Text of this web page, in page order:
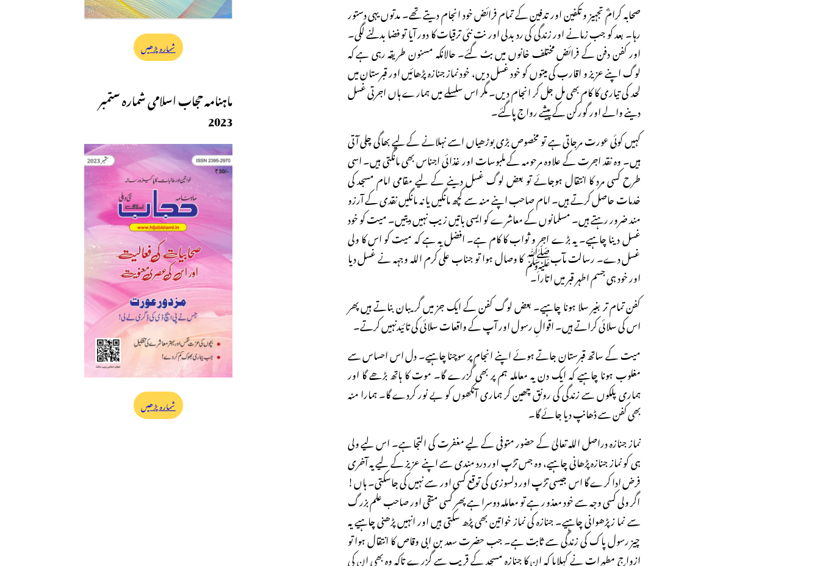
صحابہ کرامؓ تجہیز و تکفین اور تدفین کے تمام فرائض خود انجام دیتے تھے۔ مدتوں یہی دستور
رہا۔ بعد کو جب زمانے اور زندگی کی رد بدلی اور نت نئی ترقیات کا دور آیا تو فضا بدلنے لگی۔
اور کفن دفن کے فرائض مختلف خانوں میں بٹ گئے۔ حالانکہ مسنون طریقہ رہی ہے کہ
لوگ اپنے عزیز و اقارب کی میتوں کو خود غسل دیں، خود نماز جنازہ پڑھائیں اور قبرستان میں
لحد کی تیاری کا کام بھی مل جل کر انجام دیں۔ مگر اس سلسلے میں ہمارے ہاں اجرتی غسل
دینے والے اور گورکن کے پیشے رواج پاگئے۔
کہیں کوئی عورت مرجاتی ہے تو مخصوص بڑی بوڑھیاں اسے نہلانے کے لیے بھاگی چلی آتی
ہیں۔ وہ نقد اجرت کے علاوہ مرحومہ کے ملبوسات اور غذائی اجناس بھی مانگتی ہیں۔ اسی
طرح کسی مرد کا انتقال ہوجائے تو بعض لوگ غسل دینے کے لیے مقامی امام مسجد کی
خدمات حاصل کرتے ہیں۔ امام صاحب اپنے منہ سے کچھ مانگیں یا نہ مانگیں نقدی کے آرزو
مند ضرور رہتے ہیں۔ مسلمانوں کے معاشرے کو ایسی باتیں زیب نہیں دیتیں۔ میت کو خود
غسل دینا چاہیے۔ یہ بڑے اجر و ثواب کا کام ہے۔ افضل یہ ہے کہ میت کو اس کا ولی
غسل دے۔ رسالت مآبﷺ کا وصال ہوا تو جناب علی کرم اللہ وجہہ نے غسل دیا
اور خود ہی جسم اطہر قبر میں اتارا۔
کفن تمام تر بغیر سلا ہونا چاہیے۔ بعض لوگ کفن کے ایک جز میں گریبان بناتے ہیں پھر
اس کی سلائی کراتے ہیں۔ اقوالِ رسول اور آپ کے واقعات سلائی کی تائیدنہیں کرتے۔
میت کے ساتھ قبرستان جاتے ہوئے اپنے انجام پر سوچنا چاہیے۔ دل اس احساس سے
مغلوب ہونا چاہیے کہ ایک دن یہ معاملہ ہم پر بھی گزرے گا۔ موت کا ہاتھ بڑھے گا اور
ہماری پلکوں سے زندگی کی رونق چھین کر ہماری آنکھوں کو بے نور کردے گا۔ ہمارا منہ
بھی کفن سے ڈھانپ دیا جائے گا۔
نماز جنازہ دراصل اللہ تعالیٰ کے حضور متوفی کے لیے مغفرت کی التجا ہے۔ اس لیے ولی
ہی کو نماز جنازہ پڑھانی چاہیے، وہ جس تڑپ اور درد مندی سے اپنے عزیز کے لیے یہ آخری
فرض ادا کرے گا اس جیسی تڑپ اور دلسوزی کی توقع کسی اور سے نہیں کی جاسکتی۔ ہاں!
اگر ولی کسی وجہ سے خود معذور ہے تو معاملہ دوسرا ہے پھر کسی متقی اور صاحب علم بزرگ
سے نما زپڑھوانی چاہیے۔ جنازہ کی نماز خواتین بھی پڑھ سکتی ہیں اور انہیں پڑھنی چاہیے یہ
چیز رسول پاک کی زندگی سے ثابت ہے۔ جب حضرت سعد بن ابی وقاص کا انتقال ہوا تو
ازواجِ مطہرات نے کہلایا کہ ان کا جنازہ مسجد کے قریب سے گزرے تاکہ وہ بھی ان کی
شمارہ پڑھیں
ماہنامہ حجاب اسلامی شمارہ ستمبر
2023
شمارہ پڑھیں